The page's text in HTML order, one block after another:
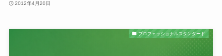
2012年4月20日
プロフェッショナルスタンダード